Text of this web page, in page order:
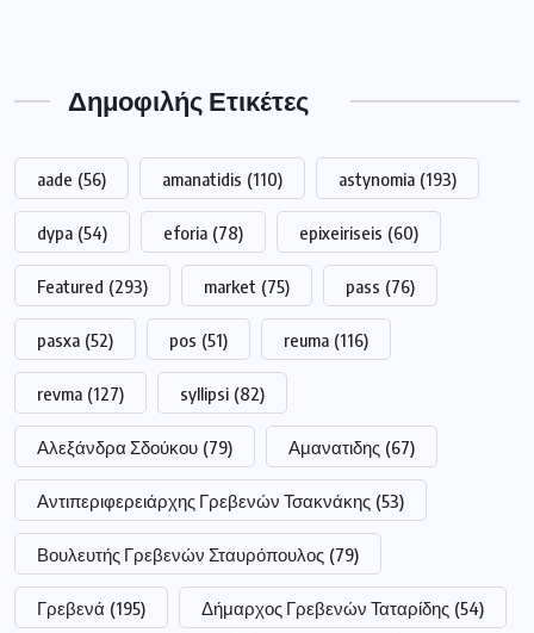
Δημοφιλής Ετικέτες
aade (56) amanatidis (110) astynomia (193)
dypa (54) eforia (78) epixeiriseis (60)
Featured (293) market (75) pass (76)
pasxa (52) pos (51) reuma (116)
revma (127) syllipsi (82)
Αλεξάνδρα Σδούκου (79) Αμανατιδης (67)
Αντιπεριφερειάρχης Γρεβενών Τσακνάκης (53)
Βουλευτής Γρεβενών Σταυρόπουλος (79)
Γρεβενά (195) Δήμαρχος Γρεβενών Ταταρίδης (54)